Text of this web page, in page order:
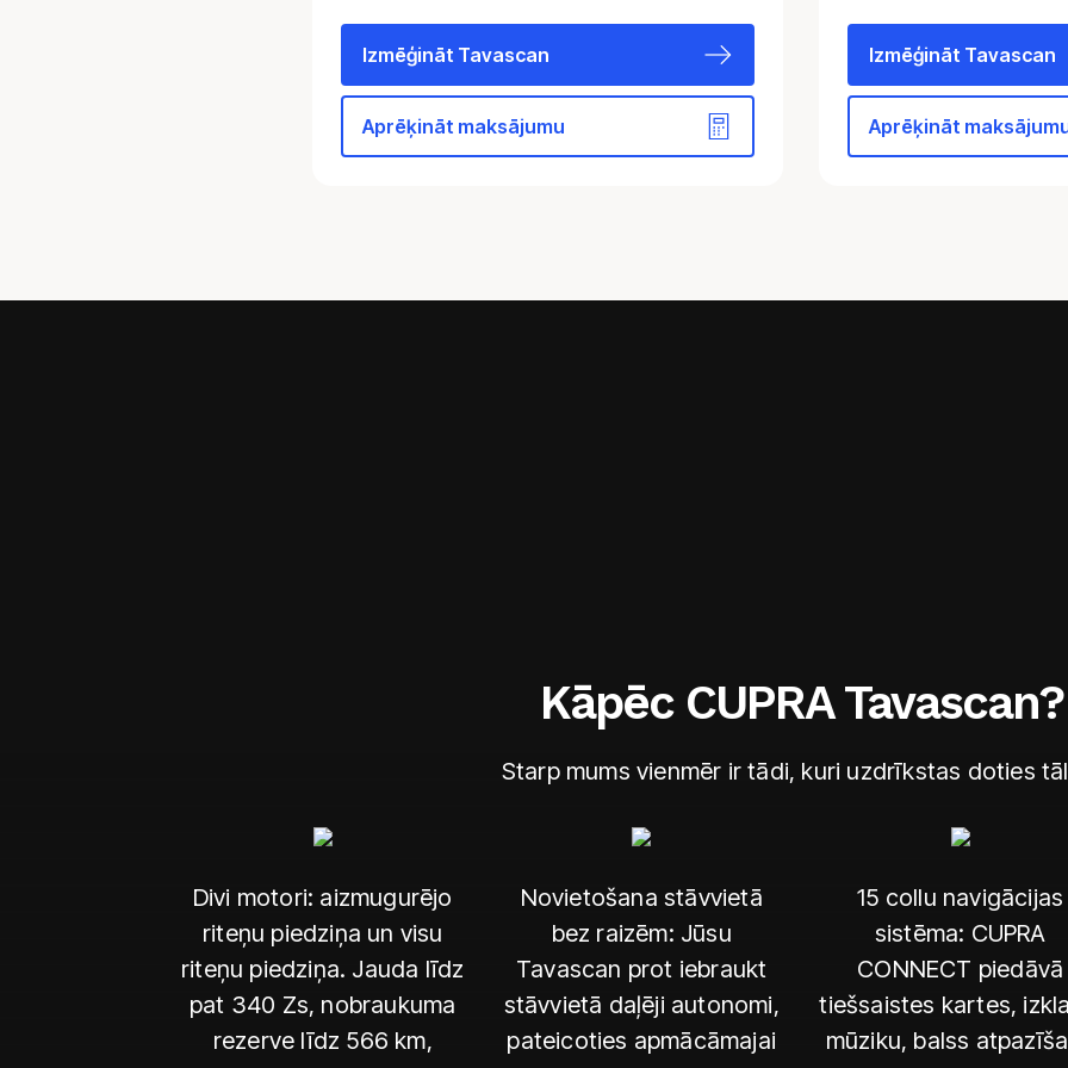
Izmēģināt Tavascan
Aprēķināt maksājumu
Izmēģināt Tavascan
Aprēķināt
Kāpēc CUPRA Tavascan?
Starp mums vienmēr ir tādi, kuri uzdrīkstas doties
Divi motori: aizmugurējo
riteņu piedziņa un visu
riteņu piedziņa. Jauda līdz
pat 340 Zs, nobraukuma
rezerve līdz 566 km,
Novietošana stāvvietā
bez raizēm: Jūsu
Tavascan prot iebraukt
stāvvietā daļēji autonomi,
pateicoties apmācāmajai
15 collu navigācijas
sistēma: CUPRA
CONNECT piedāvā
tiešsaistes kartes,
mūziku, balss